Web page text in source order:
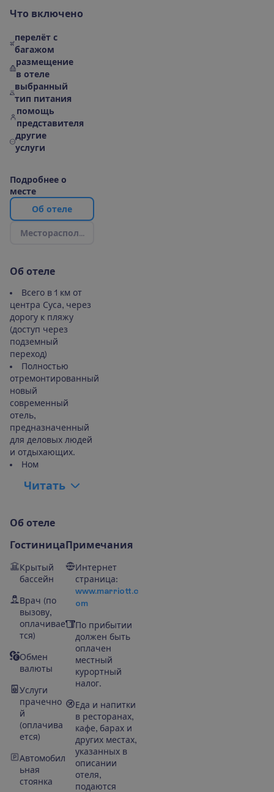
Что включено
перелёт с
багажом
размещение
в отеле
выбранный
тип питания
помощь
представителя
другие
услуги
Подробнее о
месте
Об отеле
Месторасполож
Об отеле
Всего в 1 км от
центра Суса, через
дорогу к пляжу
(доступ через
подземный
переход)
Полностью
отремонтированный
новый
современный
отель,
предназначенный
для деловых людей
и отдыхающих.
Ном
Читать
Об отеле
Гостиница
Крытый
бассейн
Врач (по
вызову,
оплачивае
тся)
Обмен
валюты
Услуги
прачечно
й
(оплачива
ется)
Автомобил
ьная
стоянка
Примечания
Интернет
страница:
www.marriott.c
om
По прибытии
должен быть
оплачен
местный
курортный
налог.
Еда и напитки
в ресторанах,
кафе, барах и
других местах,
указанных в
описании
отеля,
подаются